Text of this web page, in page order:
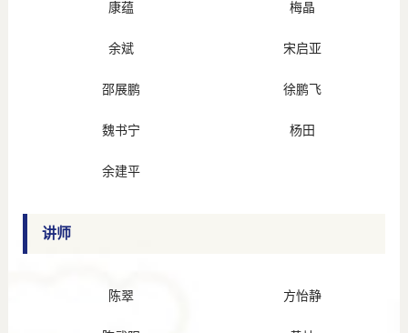
康蕴 梅晶
余斌 宋启亚
邵展鹏 徐鹏飞
魏书宁 杨田
余建平
讲师
陈翠 方怡静